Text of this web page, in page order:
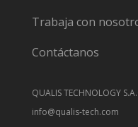
Trabaja con
Contáctanos
QUALIS TECHNOLOGY
info@qualis-tech.com